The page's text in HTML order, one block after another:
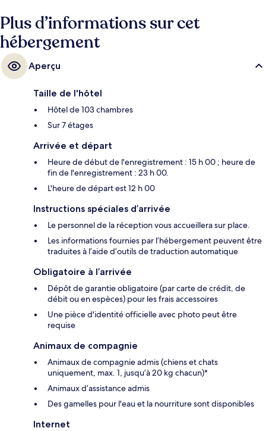
Plus d’informations sur cet
hébergement
Aperçu
Taille de l'hôtel
Hôtel de 103 chambres
Sur 7 étages
Arrivée et départ
Heure de début de l'enregistrement : 15 h 00 ; heure de
fin de l'enregistrement : 23 h 00.
L'heure de départ est 12 h 00
Instructions spéciales d’arrivée
Le personnel de la réception vous accueillera sur place.
Les informations fournies par l’hébergement peuvent être
traduites à l’aide d’outils de traduction automatique
Obligatoire à l’arrivée
Dépôt de garantie obligatoire (par carte de crédit, de
débit ou en espèces) pour les frais accessoires
Une pièce d'identité officielle avec photo peut être
requise
Animaux de compagnie
Animaux de compagnie admis (chiens et chats
uniquement, max. 1, jusqu’à 20 kg chacun)*
Animaux d’assistance admis
Des gamelles pour l'eau et la nourriture sont disponibles
Internet